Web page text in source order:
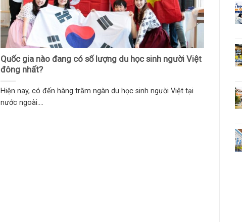
Quốc gia nào đang có số lượng du học sinh người Việt
đông nhất?
Hiện nay, có đến hàng trăm ngàn du học sinh người Việt tại
nước ngoài....